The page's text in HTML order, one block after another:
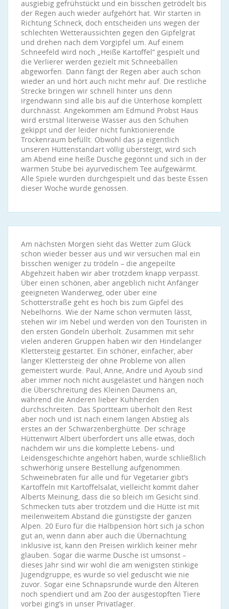
ausgiebig gefrühstückt und ein bisschen getrödelt bis
der Regen auch wieder aufgehört hat. Wir starten in
Richtung Schneck, doch entscheiden uns wegen der
schlechten Wetteraussichten gegen den Gipfelgrat
und drehen nach dem Vorgipfel um. Auf einem
Schneefeld wird noch „Heiße Kartoffel“ gespielt und
die Verlierer werden gezielt mit Schneebällen
abgeworfen. Dann fängt der Regen aber auch schon
wieder an und hört auch nicht mehr auf. Die restliche
Strecke bringen wir schnell hinter uns denn
irgendwann sind alle bis auf die Unterhose komplett
durchnässt. Angekommen am Edmund Probst Haus
wird erstmal literweise Wasser aus den Schuhen
gekippt und der leider nicht funktionierende
Trockenraum befüllt. Obwohl das ja eigentlich
unseren Hüttenstandart völlig übersteigt, wird sich
am Abend eine heiße Dusche gegönnt und sich in der
warmen Stube bei ayurvedischem Tee aufgewärmt.
Alle Spiele wurden durchgespielt und das beste Essen
dieser Woche wurde genossen.
Am nächsten Morgen sieht das Wetter zum Glück
schon wieder besser aus und wir versuchen mal ein
bisschen weniger zu trödeln – die angepeilte
Abgehzeit haben wir aber trotzdem knapp verpasst.
Über einen schönen, aber angeblich nicht Anfänger
geeigneten Wanderweg, oder über eine
Schotterstraße geht es hoch bis zum Gipfel des
Nebelhorns. Wie der Name schon vermuten lässt,
stehen wir im Nebel und werden von den Touristen in
den ersten Gondeln überholt. Zusammen mit sehr
vielen anderen Gruppen haben wir den Hindelanger
Klettersteig gestartet. Ein schöner, einfacher, aber
langer Klettersteig der ohne Probleme von allen
gemeistert wurde. Paul, Anne, Andre und Ayoub sind
aber immer noch nicht ausgelastet und hängen noch
die Überschreitung des Kleinen Daumens an,
während die Anderen lieber Kuhherden
durchschreiten. Das Sportteam überholt den Rest
aber noch und ist nach einem langen Abstieg als
erstes an der Schwarzenberghütte. Der schräge
Hüttenwirt Albert überfordert uns alle etwas, doch
nachdem wir uns die komplette Lebens- und
Leidensgeschichte angehört haben, wurde schließlich
schwerhörig unsere Bestellung aufgenommen.
Schweinebraten für alle und für Vegetarier gibt’s
Kartoffeln mit Kartoffelsalat, vielleicht kommt daher
Alberts Meinung, dass die so bleich im Gesicht sind.
Schmecken tuts aber trotzdem und die Hütte ist mit
meilenweitem Abstand die günstigste der ganzen
Alpen. 20 Euro für die Halbpension hört sich ja schon
gut an, wenn dann aber auch die Übernachtung
inklusive ist, kann den Preisen wirklich keiner mehr
glauben. Sogar die warme Dusche ist umsonst –
dieses Jahr sind wir wohl die am wenigsten stinkige
Jugendgruppe, es wurde so viel geduscht wie nie
zuvor. Sogar eine Schnapsrunde wurde den Älteren
noch spendiert und am Zoo der ausgestopften Tiere
vorbei ging’s in unser Privatlager.